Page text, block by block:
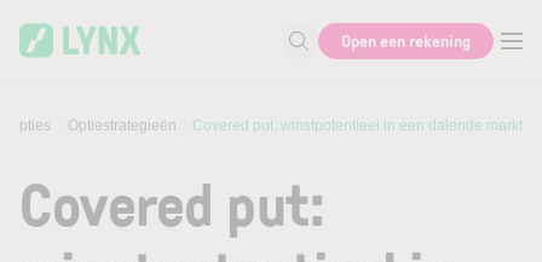
Zoek naar informatie
Open een rekening
Opties Optiestrategieën Covered put: winstpotentieel in een dalende markt
Covered put: